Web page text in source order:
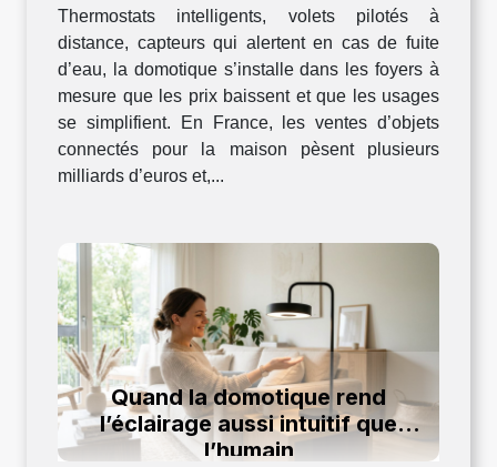
Thermostats intelligents, volets pilotés à
distance, capteurs qui alertent en cas de fuite
d’eau, la domotique s’installe dans les foyers à
mesure que les prix baissent et que les usages
se simplifient. En France, les ventes d’objets
connectés pour la maison pèsent plusieurs
milliards d’euros et,...
Quand la domotique rend
l’éclairage aussi intuitif que
l’humain